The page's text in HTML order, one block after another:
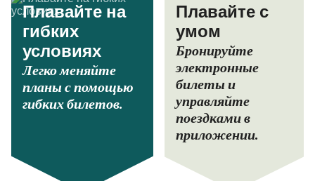
Плавайте на
гибких
условиях
Легко меняйте
планы с помощью
гибких билетов.
Плавайте с
умом
Бронируйте
электронные
билеты и
управляйте
поездками в
приложении.